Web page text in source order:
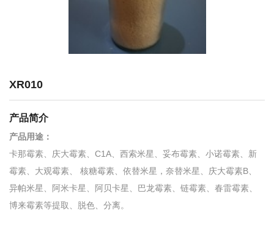
XR010
产品简介
产品用途：
卡那霉素、庆大霉素、C1A、西索米星、妥布霉素、小诺霉素、新
霉素、大观霉素、 核糖霉素、依替米星，奈替米星、庆大霉素B、
异帕米星、阿米卡星、阿贝卡星、巴龙霉素、链霉素、春雷霉素、
博来霉素等提取、脱色、分离。